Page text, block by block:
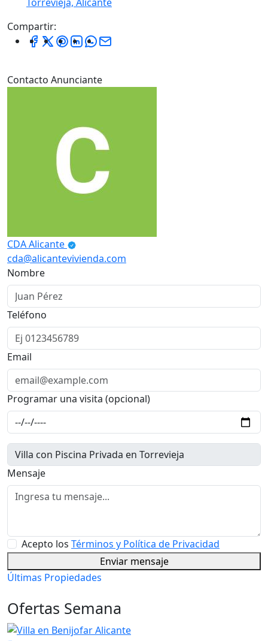
Compartir:
Contacto Anunciante
CDA Alicante
cda@alicantevivienda.com
Nombre
Teléfono
Email
Programar una visita (opcional)
Mensaje
Acepto los Términos y Política de Privacidad
Enviar mensaje
Últimas Propiedades
Ofertas Semana